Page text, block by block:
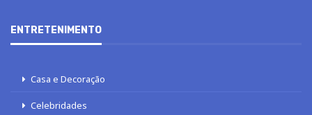
ENTRETENIMENTO
Casa e Decoração
Celebridades